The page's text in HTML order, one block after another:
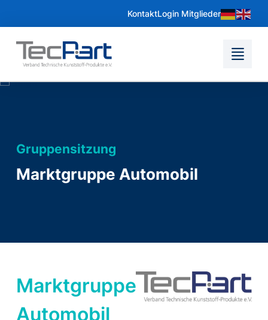
KontaktLogin Mitglieder
Gruppensitzung
Marktgruppe Automobil
Marktgruppe
Automobil